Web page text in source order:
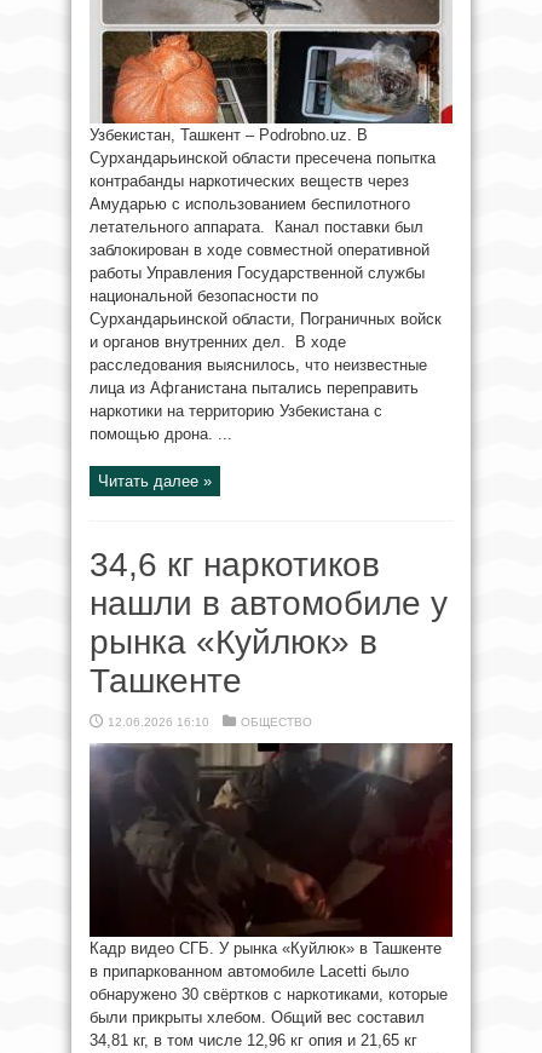
Узбекистан, Ташкент – Podrobno.uz. В
Сурхандарьинской области пресечена попытка
контрабанды наркотических веществ через
Амударью с использованием беспилотного
летательного аппарата. Канал поставки был
заблокирован в ходе совместной оперативной
работы Управления Государственной службы
национальной безопасности по
Сурхандарьинской области, Пограничных войск
и органов внутренних дел. В ходе
расследования выяснилось, что неизвестные
лица из Афганистана пытались переправить
наркотики на территорию Узбекистана с
помощью дрона. ...
Читать далее »
34,6 кг наркотиков
нашли в автомобиле у
рынка «Куйлюк» в
Ташкенте
12.06.2026 16:10 ОБЩЕСТВО
Кадр видео СГБ. У рынка «Куйлюк» в Ташкенте
в припаркованном автомобиле Lacetti было
обнаружено 30 свёртков с наркотиками, которые
были прикрыты хлебом. Общий вес составил
34,81 кг, в том числе 12,96 кг опия и 21,65 кг